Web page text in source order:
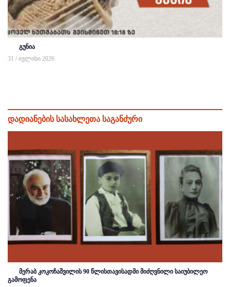
გუნია
31 / ივლისი 2026
დადიანების სასახლეთა საგანძური
მერაბ კოკოჩაშვილის 90 წლისთავისადმი მიძღვნილი საიუბილეო
გამოფენა